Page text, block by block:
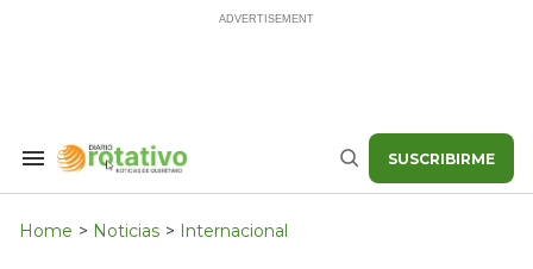
Search
Navigation
Buscar SUSCRIBIRME
Home > Noticias > Internacional